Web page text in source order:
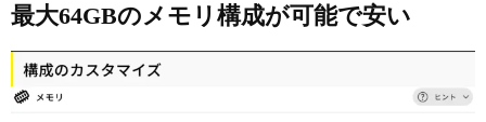
最大64GBのメモリ構成が可能で安い